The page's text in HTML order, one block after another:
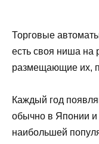
Торговые
есть своя ниша на
размещающие их,
Каждый год
обычно в Японии и
наибольшей